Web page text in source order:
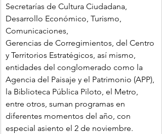
Secretarías de Cultura Ciudadana,
Desarrollo Económico, Turismo,
Comunicaciones,
Gerencias de Corregimientos, del Centro
y Territorios Estratégicos, así mismo,
entidades del conglomerado como la
Agencia del Paisaje y el Patrimonio (APP),
la Biblioteca Pública Piloto, el Metro,
entre otros, suman programas en
diferentes momentos del año, con
especial asiento el 2 de noviembre.